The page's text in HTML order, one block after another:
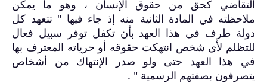
التقاضي كحق من حقوق الإنسان ، وهو ما يمكن
ملاحظته في المادة الثانية منه إذ جاء فيها " تتعهد كل
دولة طرف في هذا العهد بأن تكفل توفر سبيل فعال
للتظلم لأي شخص انتهكت حقوقه أو حرياته المعترف بها
في هذا العهد حتى ولو صدر الإنتهاك من أشخاص
يتصرفون بصفتهم الرسمية " .